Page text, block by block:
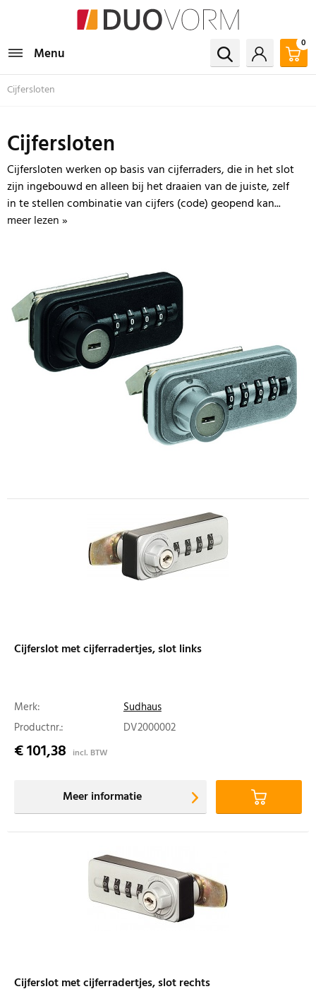
Menu
0
Cijfersloten
Cijfersloten
Cijfersloten werken op basis van cijferraders, die in het slot
zijn ingebouwd en alleen bij het draaien van de juiste, zelf
in te stellen combinatie van cijfers (code) geopend kan...
meer lezen »
Cijferslot met cijferradertjes, slot links
Merk:
Sudhaus
Productnr.:
DV2000002
€ 101,38 incl. BTW
Meer informatie
Cijferslot met cijferradertjes, slot rechts